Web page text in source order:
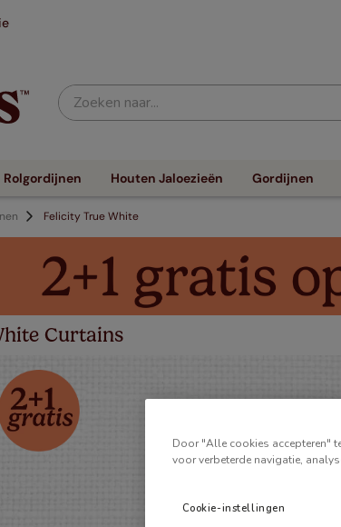
Zoeken naar...
Rolgordijnen Houten Jaloezieën Gordijnen
Felicity True White
Curtains
Door "Alle cookies accepteren"
voor verbeterde navigatie,
Cookie-instellingen